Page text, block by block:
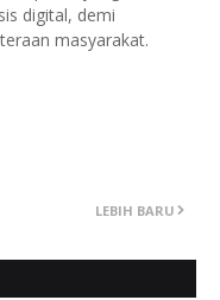
digital, demi
masyarakat.
LEBIH BARU